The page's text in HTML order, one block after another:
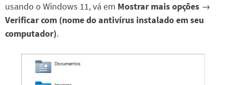
usando o Windows 11, vá em Mostrar mais opções →
Verificar com (nome do antivírus instalado em seu
computador).